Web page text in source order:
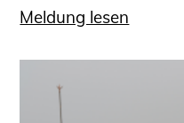
Meldung lesen